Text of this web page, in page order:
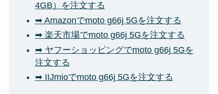
4GB）を注文する
➡ Amazonでmoto g66j 5Gを注文する
➡ 楽天市場でmoto g66j 5Gを注文する
➡ ヤフーショッピングでmoto g66j 5Gを
注文する
➡ IIJmioでmoto g66j 5Gを注文する